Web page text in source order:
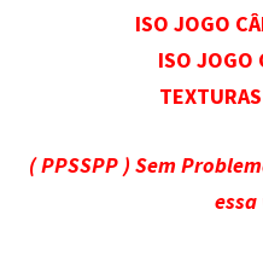
ISO JOGO
ISO JOGO
( PPSSPP ) Sem